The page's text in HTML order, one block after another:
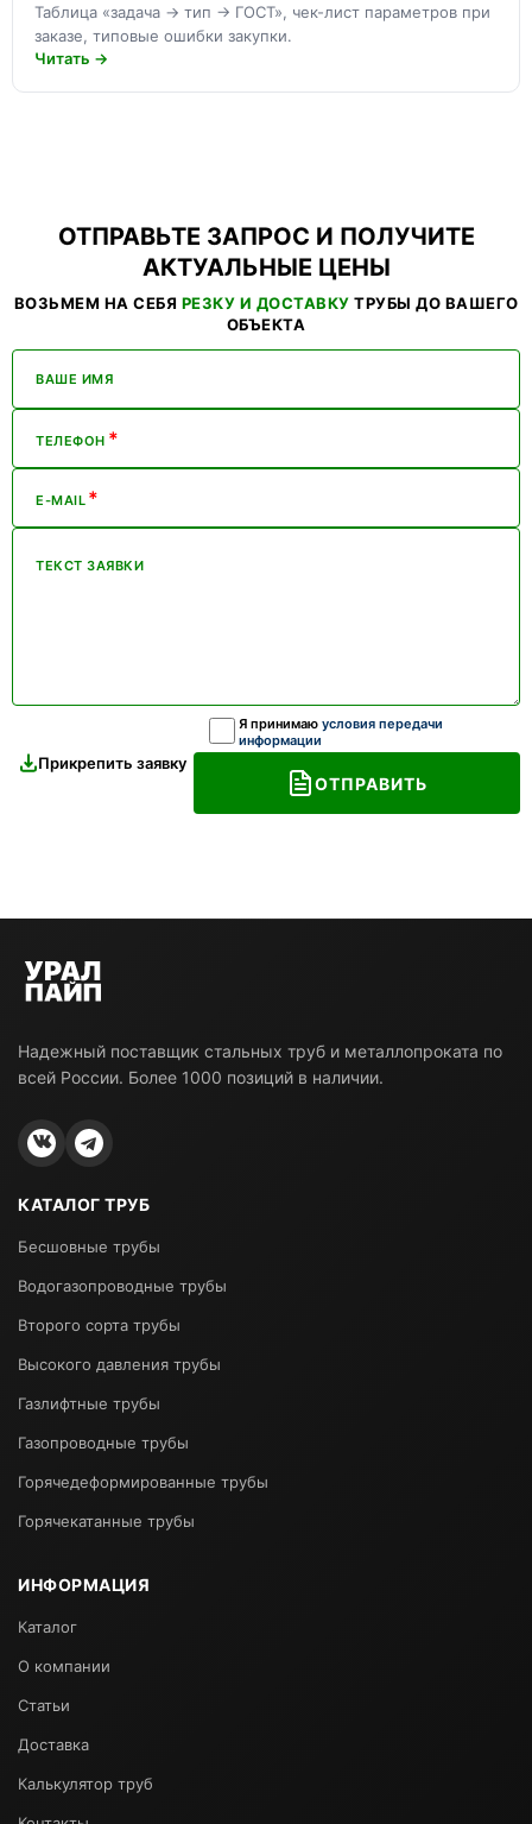
Таблица «задача → тип → ГОСТ», чек-лист параметров при
заказе, типовые ошибки закупки.
Читать →
ОТПРАВЬТЕ ЗАПРОС И ПОЛУЧИТЕ
АКТУАЛЬНЫЕ ЦЕНЫ
ВОЗЬМЕМ НА СЕБЯ РЕЗКУ И ДОСТАВКУ ТРУБЫ ДО ВАШЕГО
ОБЪЕКТА
ВАШЕ ИМЯ
ТЕЛЕФОН *
E-MAIL *
ТЕКСТ ЗАЯВКИ
Прикрепить заявку
Я принимаю условия передачи
информации
ОТПРАВИТЬ
Надежный поставщик стальных труб и металлопроката по
всей России. Более 1000 позиций в наличии.
КАТАЛОГ ТРУБ
Бесшовные трубы
Водогазопроводные трубы
Второго сорта трубы
Высокого давления трубы
Газлифтные трубы
Газопроводные трубы
Горячедеформированные трубы
Горячекатанные трубы
ИНФОРМАЦИЯ
Каталог
О компании
Статьи
Доставка
Калькулятор труб